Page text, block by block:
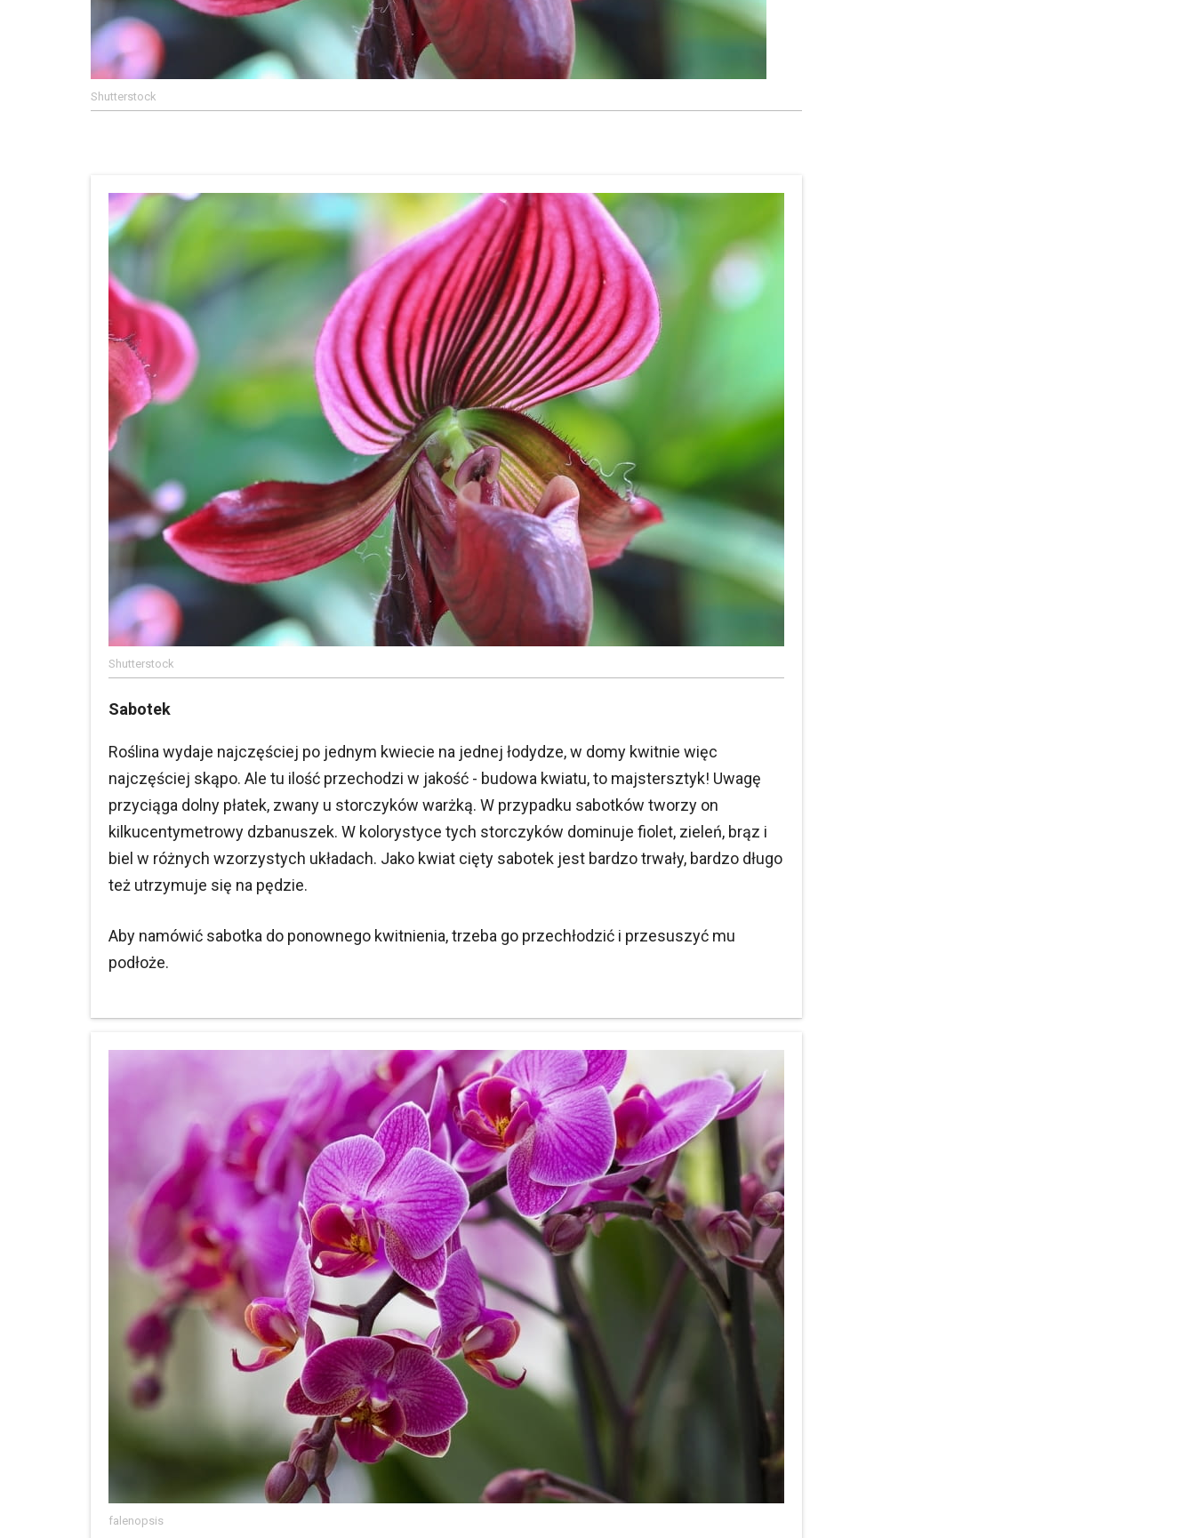
Shutterstock
Shutterstock
Sabotek
Roślina wydaje najczęściej po jednym kwiecie na jednej łodydze, w domy kwitnie więc
najczęściej skąpo. Ale tu ilość przechodzi w jakość - budowa kwiatu, to majstersztyk! Uwagę
przyciąga dolny płatek, zwany u storczyków warżką. W przypadku sabotków tworzy on
kilkucentymetrowy dzbanuszek. W kolorystyce tych storczyków dominuje fiolet, zieleń, brąz i
biel w różnych wzorzystych układach. Jako kwiat cięty sabotek jest bardzo trwały, bardzo długo
też utrzymuje się na pędzie.
Aby namówić sabotka do ponownego kwitnienia, trzeba go przechłodzić i przesuszyć mu
podłoże.
falenopsis